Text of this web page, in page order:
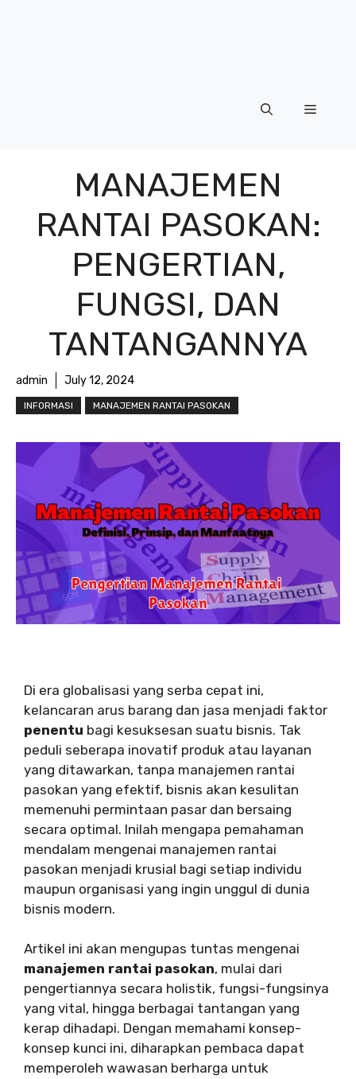
Menu
MANAJEMEN
RANTAI PASOKAN:
PENGERTIAN,
FUNGSI, DAN
TANTANGANNYA
admin July 12, 2024
INFORMASI MANAJEMEN RANTAI PASOKAN
Di era globalisasi yang serba cepat ini,
kelancaran arus barang dan jasa menjadi faktor
penentu bagi kesuksesan suatu bisnis. Tak
peduli seberapa inovatif produk atau layanan
yang ditawarkan, tanpa manajemen rantai
pasokan yang efektif, bisnis akan kesulitan
memenuhi permintaan pasar dan bersaing
secara optimal. Inilah mengapa pemahaman
mendalam mengenai manajemen rantai
pasokan menjadi krusial bagi setiap individu
maupun organisasi yang ingin unggul di dunia
bisnis modern.
Artikel ini akan mengupas tuntas mengenai
manajemen rantai pasokan, mulai dari
pengertiannya secara holistik, fungsi-fungsinya
yang vital, hingga berbagai tantangan yang
kerap dihadapi. Dengan memahami konsep-
konsep kunci ini, diharapkan pembaca dapat
memperoleh wawasan berharga untuk